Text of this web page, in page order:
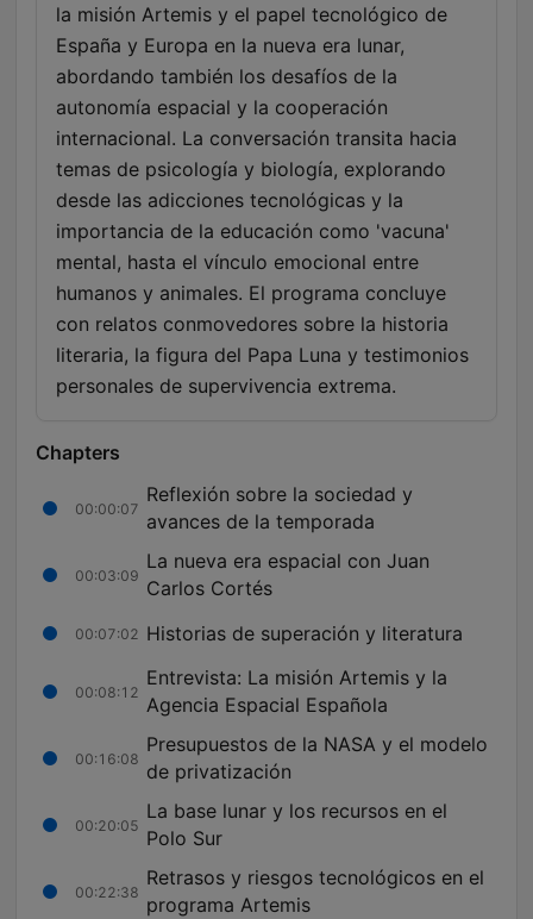
la misión Artemis y el papel tecnológico de
España y Europa en la nueva era lunar,
abordando también los desafíos de la
autonomía espacial y la cooperación
internacional. La conversación transita hacia
temas de psicología y biología, explorando
desde las adicciones tecnológicas y la
importancia de la educación como 'vacuna'
mental, hasta el vínculo emocional entre
humanos y animales. El programa concluye
con relatos conmovedores sobre la historia
literaria, la figura del Papa Luna y testimonios
personales de supervivencia extrema.
Chapters
00:00:07
Reflexión sobre la sociedad y
avances de la temporada
00:03:09
La nueva era espacial con Juan
Carlos Cortés
00:07:02 Historias de superación y literatura
00:08:12
Entrevista: La misión Artemis y la
Agencia Espacial Española
00:16:08
Presupuestos de la NASA y el modelo
de privatización
00:20:05
La base lunar y los recursos en el
Polo Sur
00:22:38
Retrasos y riesgos tecnológicos en el
programa Artemis